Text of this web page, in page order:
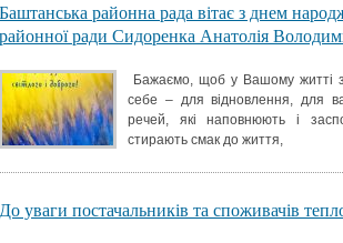
Баштанська районна рада вітає з днем
районної ради Сидоренка Анатолія
Бажаємо, щоб у Вашому житті
себе – для відновлення, для
речей, які наповнюють і
стирають смак до життя,
До уваги постачальників та споживачів